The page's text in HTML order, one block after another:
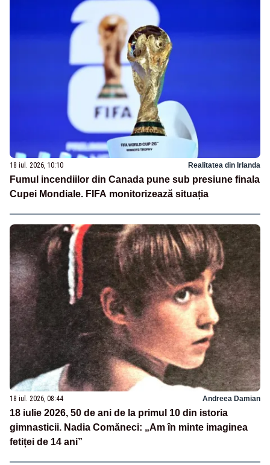
18 iul. 2026, 10:10 Realitatea din Irlanda
Fumul incendiilor din Canada pune sub presiune finala
Cupei Mondiale. FIFA monitorizează situația
18 iul. 2026, 08:44 Andreea Damian
18 iulie 2026, 50 de ani de la primul 10 din istoria
gimnasticii. Nadia Comăneci: „Am în minte imaginea
fetiței de 14 ani”